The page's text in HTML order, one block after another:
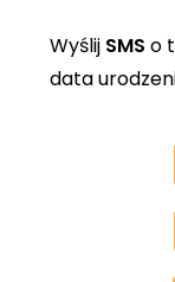
Wyślij SMS o
data